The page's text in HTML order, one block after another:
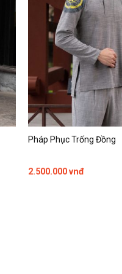
Pháp Phục Trống Đồng
2.500.000vnđ